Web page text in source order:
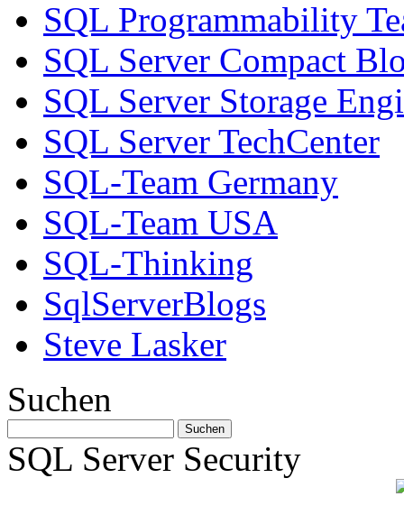
SQL Programmability
SQL Server Compact
SQL Server Storage
SQL Server TechCenter
SQL-Team Germany
SQL-Team USA
SQL-Thinking
SqlServerBlogs
Steve Lasker
Suchen
SQL Server Security